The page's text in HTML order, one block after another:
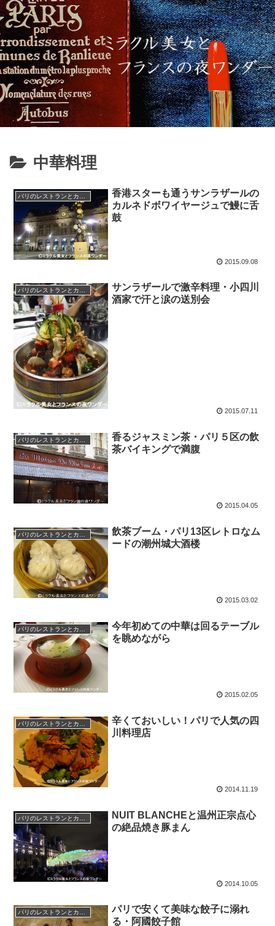
中華料理
香港スターも通うサンラザールの
カルネドボワイヤージュで鰻に舌
鼓
2015.09.08
パリのレストランとカフェ
サンラザールで激辛料理・小四川
酒家で汗と涙の送別会
2015.07.11
香るジャスミン茶・パリ５区の飲
茶バイキングで満腹
2015.04.05
飲茶ブーム・パリ13区レトロなム
ードの潮州城大酒楼
2015.03.02
今年初めての中華は回るテーブル
を眺めながら
2015.02.05
辛くておいしい！パリで人気の四
川料理店
2014.11.19
NUIT BLANCHEと温州正宗点心
の絶品焼き豚まん
2014.10.05
パリのレストランとカフェ
パリで安くて美味な餃子に溺れ
る・阿國餃子館